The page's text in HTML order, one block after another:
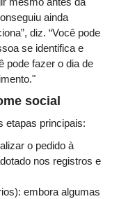
ainda
diz. “Você pode
se identifica e
pode fazer o dia de
social
etapas principais:
o pedido à
nos registros e
embora algumas